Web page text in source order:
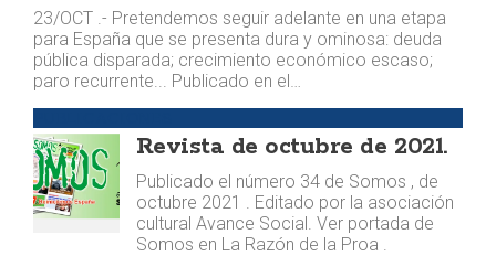
23/OCT .- Pretendemos seguir adelante en una etapa
para España que se presenta dura y ominosa: deuda
pública disparada; crecimiento económico escaso;
paro recurrente... Publicado en el…
Revista de octubre de 2021.
Publicado el número 34 de Somos , de
octubre 2021 . Editado por la asociación
cultural Avance Social. Ver portada de
Somos en La Razón de la Proa .